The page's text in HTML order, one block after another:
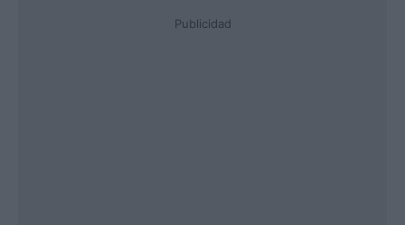
Publicidad